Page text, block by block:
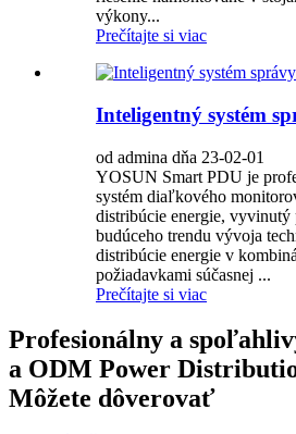
výkony...
Prečítajte si viac
Inteligentný systém
od admina dňa 23-02-01
YOSUN Smart PDU je
systém diaľkového
distribúcie energie,
budúceho trendu vývoja
distribúcie energie v
požiadavkami súčasnej ...
Prečítajte si viac
Profesionálny a
a ODM Power
Môžete dôverovať